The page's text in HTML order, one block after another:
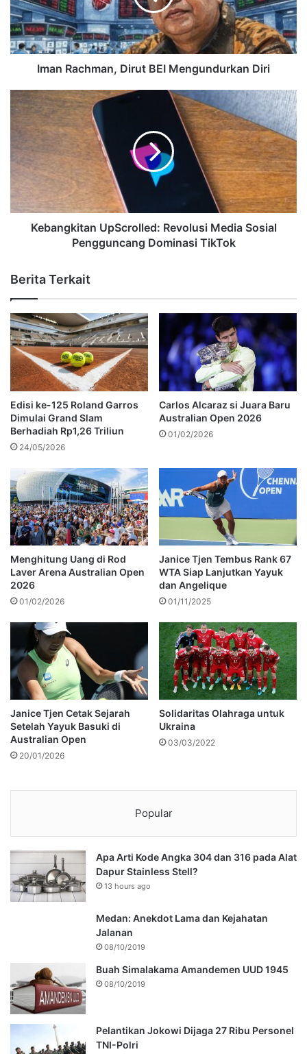
Iman Rachman, Dirut BEI Mengundurkan Diri
Kebangkitan UpScrolled: Revolusi Media Sosial
Pengguncang Dominasi TikTok
Berita Terkait
Edisi ke-125 Roland Garros
Dimulai Grand Slam
Berhadiah Rp1,26 Triliun
24/05/2026
Carlos Alcaraz si Juara Baru
Australian Open 2026
01/02/2026
Menghitung Uang di Rod
Laver Arena Australian Open
2026
01/02/2026
Janice Tjen Tembus Rank 67
WTA Siap Lanjutkan Yayuk
dan Angelique
01/11/2025
Janice Tjen Cetak Sejarah
Setelah Yayuk Basuki di
Australian Open
20/01/2026
Solidaritas Olahraga untuk
Ukraina
03/03/2022
Popular
Apa Arti Kode Angka 304 dan 316 pada Alat
Dapur Stainless Stell?
13 hours ago
Medan: Anekdot Lama dan Kejahatan
Jalanan
08/10/2019
Buah Simalakama Amandemen UUD 1945
08/10/2019
Pelantikan Jokowi Dijaga 27 Ribu Personel
TNI-Polri